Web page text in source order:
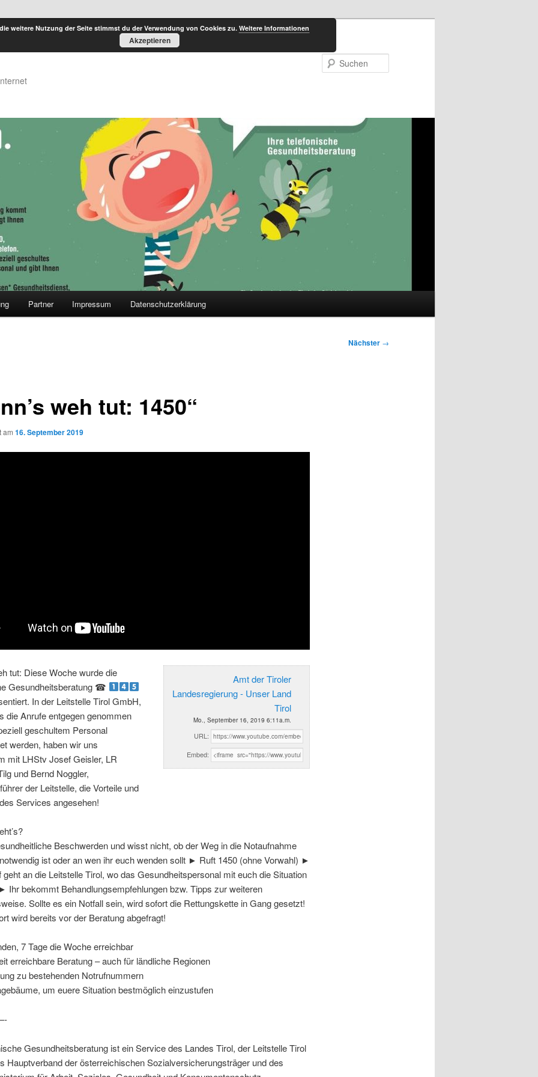
Partner Impressum Datenschutzerklärung
Nächster →
weh tut: 1450“
am 16. September 2019
Amt der Tiroler
Landesregierung - Unser Land
Tirol
Mo., September 16, 2019 6:11a.m.
URL:
Embed:
tut: Diese Woche wurde die
Gesundheitsberatung ☎
In der Leitstelle Tirol GmbH,
die Anrufe entgegen genommen
geschultem Personal
werden, haben wir uns
mit LHStv Josef Geisler, LR
und Bernd Noggler,
der Leitstelle, die Vorteile und
Services angesehen!
Beschwerden und wisst nicht, ob der Weg in die Notaufnahme
ist oder an wen ihr euch wenden sollt ► Ruft 1450 (ohne Vorwahl) ►
geht an die Leitstelle Tirol, wo das Gesundheitspersonal mit euch die Situation
Ihr bekommt Behandlungsempfehlungen bzw. Tipps zur weiteren
Sollte es ein Notfall sein, wird sofort die Rettungskette in Gang gesetzt!
wird bereits vor der Beratung abgefragt!
7 Tage die Woche erreichbar
erreichbare Beratung – auch für ländliche Regionen
zu bestehenden Notrufnummern
um euere Situation bestmöglich einzustufen
Gesundheitsberatung ist ein Service des Landes Tirol, der Leitstelle Tirol
Hauptverband der österreichischen Sozialversicherungsträger und des
weitere Nutzung der Seite stimmst du der Verwendung von Cookies zu. Weitere Informationen
Akzeptieren